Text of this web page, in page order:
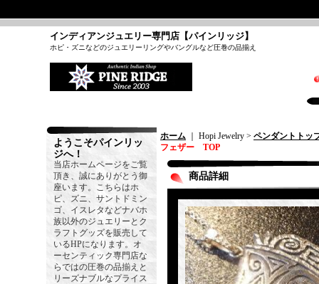
インディアンジュエリー専門店【パインリッジ】
ホピ・ズニなどのジュエリーリングやバングルなど圧巻の品揃え
ようこそパインリッ
ジへ！
当店ホームページをご覧
頂き、誠にありがとう御
座います。こちらはホ
ピ、ズニ、サントドミン
ゴ、イスレタなどナバホ
族以外のジュエリーとク
ラフトグッズを販売して
いるHPになります。オ
ーセンティック専門店な
らではの圧巻の品揃えと
リーズナブルなプライス
ホーム ｜ Hopi Jewelry > ペンダントトッ
フェザー TOP
商品詳細